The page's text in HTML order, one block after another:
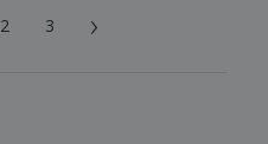
2 3 ›